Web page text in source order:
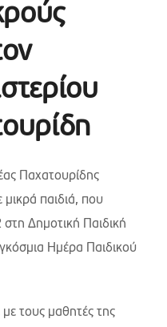
Παχατουρίδης
μικρά παιδιά, που
Δημοτική Παιδική
Ημέρα Παιδικού
τους μαθητές της